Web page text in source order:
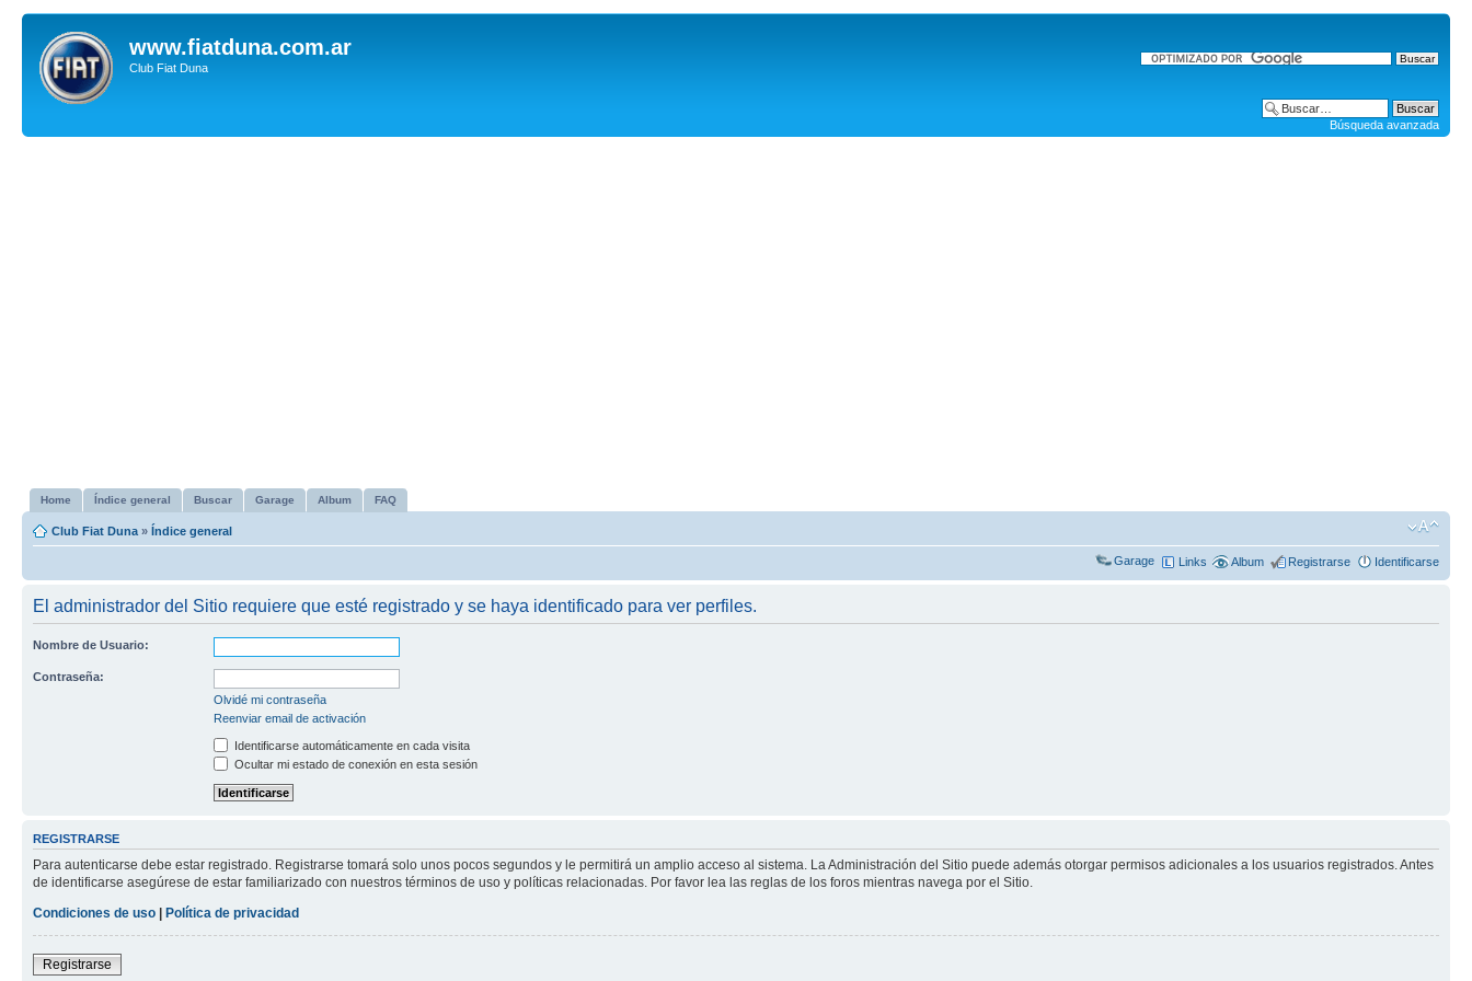
www.fiatduna.com.ar
Club Fiat Duna
Búsqueda avanzada
Home Índice general Buscar Garage Album FAQ
Club Fiat Duna » Índice general
Garage Links Album Registrarse Identificarse
El administrador del Sitio requiere que esté registrado y se haya identificado para ver perfiles.
Nombre de Usuario:
Contraseña:
Olvidé mi contraseña
Reenviar email de activación
Identificarse automáticamente en cada visita
Ocultar mi estado de conexión en esta sesión
REGISTRARSE
Para autenticarse debe estar registrado. Registrarse tomará solo unos pocos segundos y le permitirá un amplio acceso al sistema. La Administración del Sitio puede además otorgar permisos adicionales a los usuarios registrados. Antes
de identificarse asegúrese de estar familiarizado con nuestros términos de uso y políticas relacionadas. Por favor lea las reglas de los foros mientras navega por el Sitio.
Condiciones de uso | Política de privacidad
Registrarse